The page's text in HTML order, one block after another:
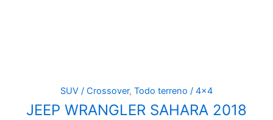
SUV / Crossover, Todo terreno / 4x4
JEEP WRANGLER SAHARA 2018